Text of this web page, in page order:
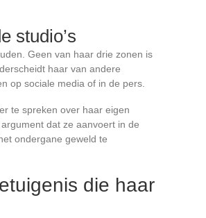
studio’s
Geen van haar drie zonen is
haar van andere
op sociale media of in de pers.
te spreken over haar eigen
dat ze aanvoert in de
ondergane geweld te
die haar